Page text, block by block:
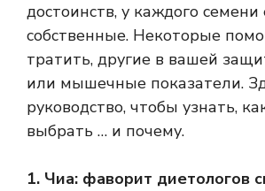
достоинств, у каждого семени
собственные. Некоторые
тратить, другие в вашей
или мышечные показатели.
руководство, чтобы узнать,
выбрать … и почему.
1. Чиа: фаворит диетологов